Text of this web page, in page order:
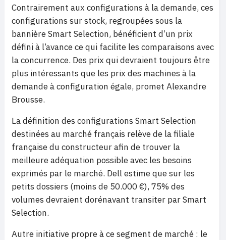
Contrairement aux configurations à la demande, ces
configurations sur stock, regroupées sous la
bannière Smart Selection, bénéficient d’un prix
défini à l’avance ce qui facilite les comparaisons avec
la concurrence. Des prix qui devraient toujours être
plus intéressants que les prix des machines à la
demande à configuration égale, promet Alexandre
Brousse.
La définition des configurations Smart Selection
destinées au marché français relève de la filiale
française du constructeur afin de trouver la
meilleure adéquation possible avec les besoins
exprimés par le marché. Dell estime que sur les
petits dossiers (moins de 50.000 €), 75% des
volumes devraient dorénavant transiter par Smart
Selection.
Autre initiative propre à ce segment de marché : le